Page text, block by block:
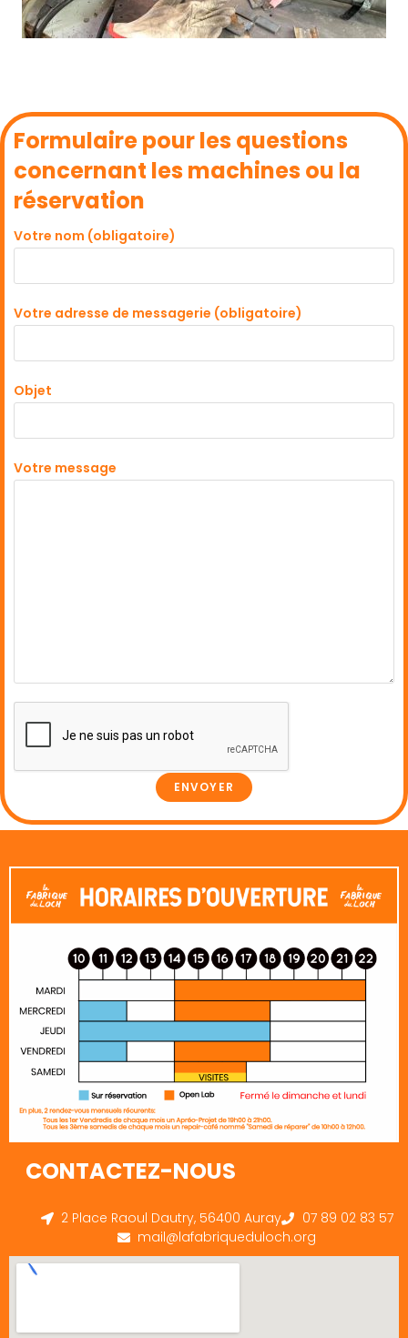
Formulaire pour les questions
concernant les machines ou la
réservation
Votre nom (obligatoire)
Votre adresse de messagerie (obligatoire)
Objet
Votre message
CONTACTEZ-NOUS
2 Place Raoul Dautry, 56400 Auray
07 89 02 83 57
mail@lafabriqueduloch.org